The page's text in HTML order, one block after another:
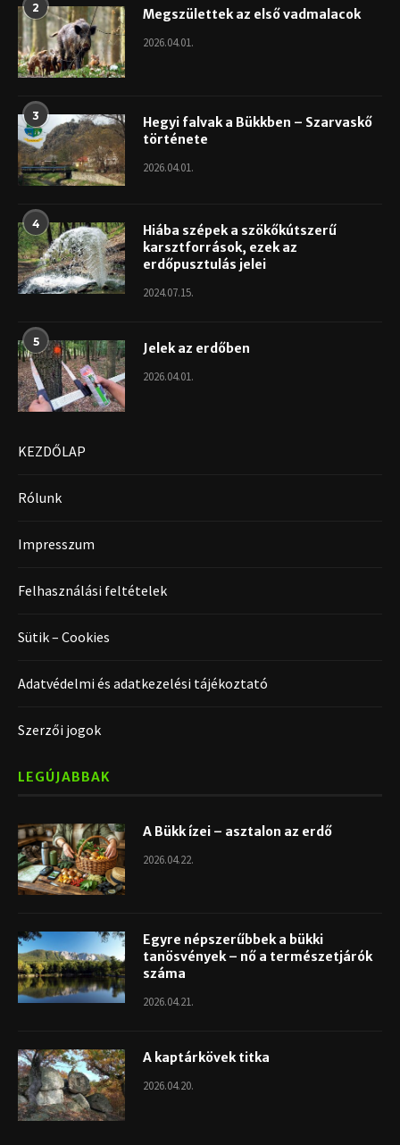
2 Megszülettek az első vadmalacok
2026.04.01.
3
Hegyi falvak a Bükkben – Szarvaskő
története
2026.04.01.
4
Hiába szépek a szökőkútszerű
karsztforrások, ezek az
erdőpusztulás jelei
2024.07.15.
5 Jelek az erdőben
2026.04.01.
KEZDŐLAP
Rólunk
Impresszum
Felhasználási feltételek
Sütik – Cookies
Adatvédelmi és adatkezelési tájékoztató
Szerzői jogok
LEGÚJABBAK
A Bükk ízei – asztalon az erdő
2026.04.22.
Egyre népszerűbbek a bükki
tanösvények – nő a természetjárók
száma
2026.04.21.
A kaptárkövek titka
2026.04.20.